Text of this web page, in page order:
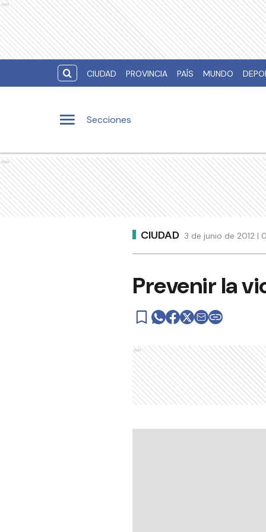
Ads
CIUDAD PROVINCIA PAÍS MUNDO
Secciones
Ads
CIUDAD 3 de junio de 2012 |
Prevenir la
Ads